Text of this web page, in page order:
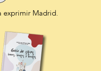
exprimir Madrid.